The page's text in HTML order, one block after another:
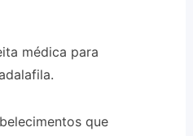
médica para
que